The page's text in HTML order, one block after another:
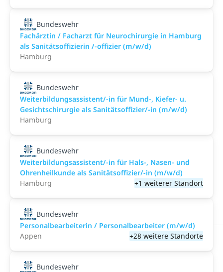
Bundeswehr
Fachärztin / Facharzt für Neurochirurgie in Hamburg
als Sanitätsoffizierin /-offizier (m/w/d)
Hamburg
Bundeswehr
Weiterbildungsassistent/-in für Mund-, Kiefer- u.
Gesichtschirurgie als Sanitätsoffizier/-in (m/w/d)
Hamburg
Bundeswehr
Weiterbildungsassistent/-in für Hals-, Nasen- und
Ohrenheilkunde als Sanitätsoffizier/-in (m/w/d)
Hamburg
+1 weiterer Standort
Bundeswehr
Personalbearbeiterin / Personalbearbeiter (m/w/d)
Appen
+28 weitere Standorte
Bundeswehr